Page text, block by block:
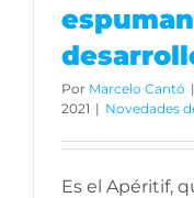
Por Marcelo Cantó |
2021 | Novedades
Es el Apéritif,